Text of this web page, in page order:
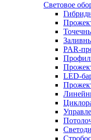
Световое
PAR-
LED-